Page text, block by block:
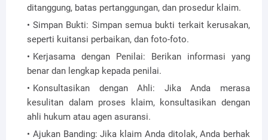
ditanggung, batas pertanggungan, dan prosedur klaim.
Simpan Bukti: Simpan semua bukti terkait kerusakan,
seperti kuitansi perbaikan, dan foto-foto.
Kerjasama dengan Penilai: Berikan informasi yang
benar dan lengkap kepada penilai.
Konsultasikan dengan Ahli: Jika Anda merasa
kesulitan dalam proses klaim, konsultasikan dengan
ahli hukum atau agen asuransi.
Ajukan Banding: Jika klaim Anda ditolak, Anda berhak